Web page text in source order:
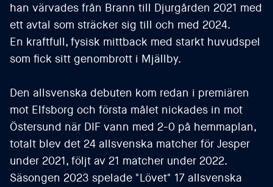
han värvades från Brann till Djurgården 2021 med
ett avtal som sträcker sig till och med 2024.
En kraftfull, fysisk mittback med starkt huvudspel
som fick sitt genombrott i Mjällby.
Den allsvenska debuten kom redan i premiären
mot Elfsborg och första målet nickades in mot
Östersund när DIF vann med 2-0 på hemmaplan,
totalt blev det 24 allsvenska matcher för Jesper
under 2021, följt av 21 matcher under 2022.
Säsongen 2023 spelade "Lövet" 17 allsvenska